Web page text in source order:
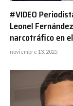
#VIDEO
Leonel
narcotráfico en
noviembre 13, 2025